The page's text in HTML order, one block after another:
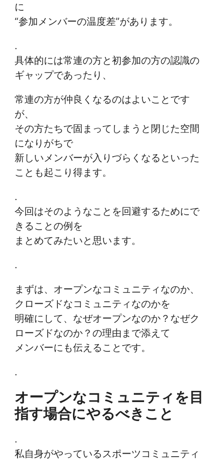
に
“参加メンバーの温度差”があります。
.
具体的には常連の方と初参加の方の認識の
ギャップであったり、
常連の方が仲良くなるのはよいことです
が、
その方たちで固まってしまうと閉じた空間
になりがちで
新しいメンバーが入りづらくなるといった
ことも起こり得ます。
.
今回はそのようなことを回避するためにで
きることの例を
まとめてみたいと思います。
.
まずは、オープンなコミュニティなのか、
クローズドなコミュニティなのかを
明確にして、なぜオープンなのか？なぜク
ローズドなのか？の理由まで添えて
メンバーにも伝えることです。
.
オープンなコミュニティを目
指す場合にやるべきこと
.
私自身がやっているスポーツコミュニティ